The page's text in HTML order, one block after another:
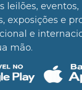
leilões, eventos,
exposições e
e
mão.